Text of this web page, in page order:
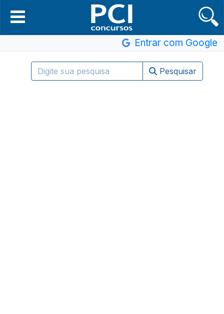
Entrar com Google
Pesquisar